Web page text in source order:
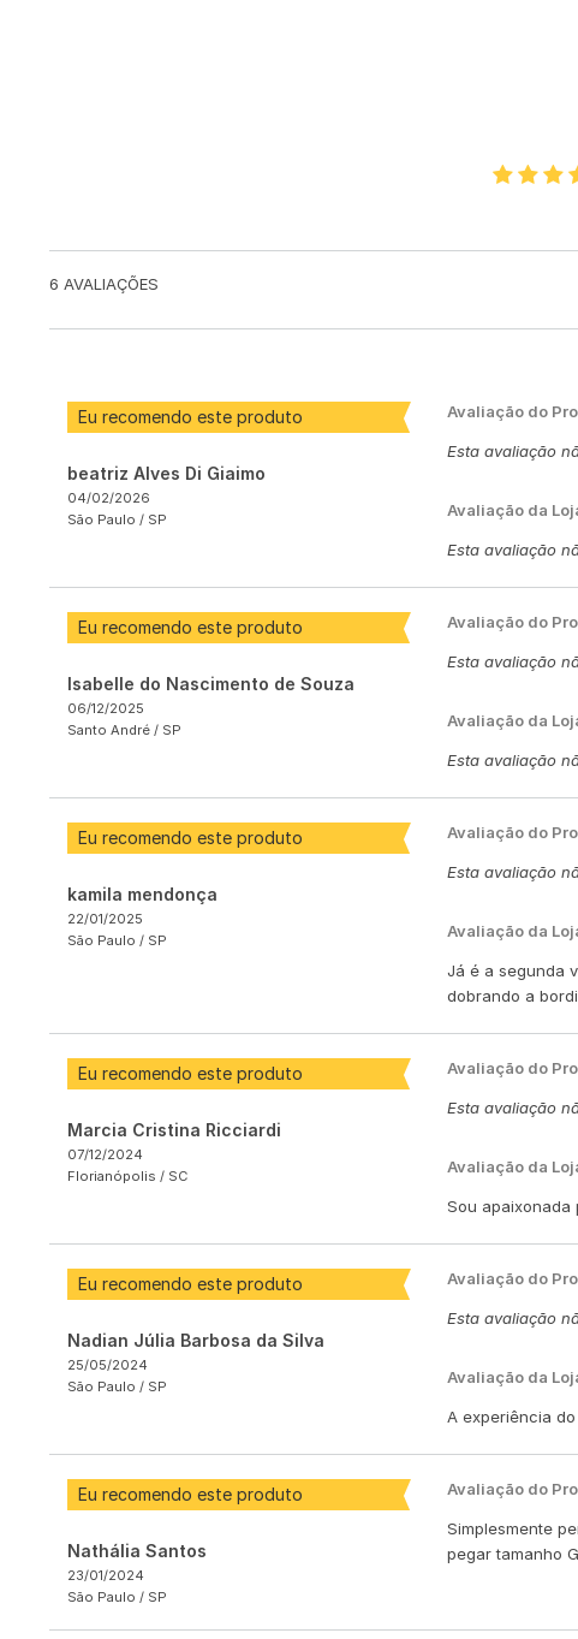
6 AVALIAÇÕES
Eu recomendo este produto
beatriz Alves Di Giaimo
04/02/2026
São Paulo / SP
Avaliação do
Esta avaliação
Avaliação da
Esta avaliação
Eu recomendo este produto
Isabelle do Nascimento de Souza
06/12/2025
Santo André / SP
Avaliação do
Esta avaliação
Avaliação da
Esta avaliação
Eu recomendo este produto
kamila mendonça
22/01/2025
São Paulo / SP
Avaliação do
Esta avaliação
Avaliação da
Já é a segunda
dobrando a
Eu recomendo este produto
Marcia Cristina Ricciardi
07/12/2024
Florianópolis / SC
Avaliação do
Esta avaliação
Avaliação da
Sou apaixonada
Eu recomendo este produto
Nadian Júlia Barbosa da Silva
25/05/2024
São Paulo / SP
Avaliação do
Esta avaliação
Avaliação da
A experiência
Eu recomendo este produto
Nathália Santos
23/01/2024
São Paulo / SP
Avaliação do
Simplesmente
pegar tamanho G